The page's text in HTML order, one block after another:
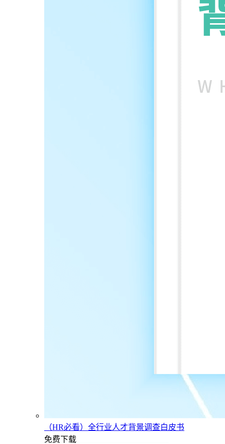
（HR必看）全行业人才背景调查白皮书
免费下载